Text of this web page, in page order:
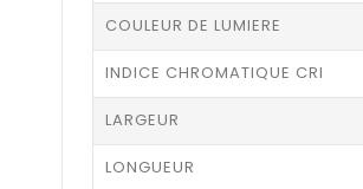
COULEUR DE LUMIERE
INDICE CHROMATIQUE CRI
LARGEUR
LONGUEUR